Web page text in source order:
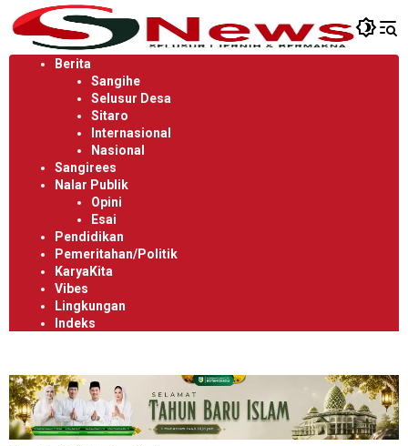
Langsung
ke
konten
Berita
Sangihe
Selusur Desa
Sitaro
Internasional
Nasional
Sangirees
Nalar Publik
Opini
Esai
Pendidikan
Pemeritahan/Politik
KaryaKita
Vibes
Lingkungan
Indeks